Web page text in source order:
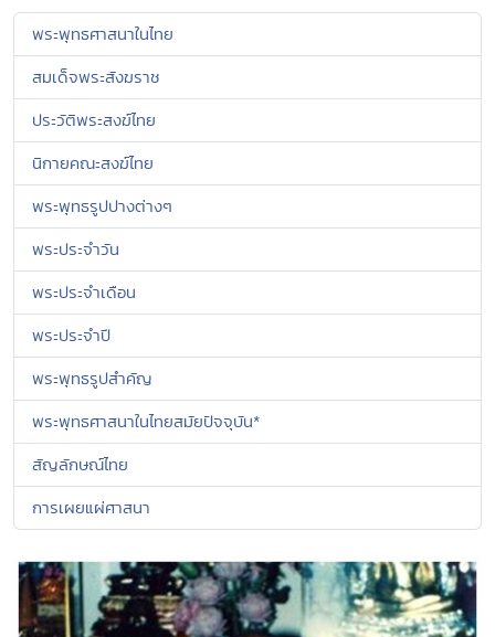
พระพุทธศาสนาในไทย
สมเด็จพระสังฆราช
ประวัติพระสงฆ์ไทย
นิกายคณะสงฆ์ไทย
พระพุทธรูปปางต่างๆ
พระประจำวัน
พระประจำเดือน
พระประจำปี
พระพุทธรูปสำคัญ
พระพุทธศาสนาในไทยสมัยปัจจุบัน*
สัญลักษณ์ไทย
การเผยแผ่ศาสนา